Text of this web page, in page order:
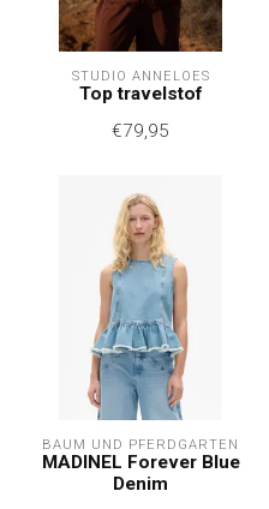
STUDIO ANNELOES
Top travelstof
€79,95
BAUM UND PFERDGARTEN
MADINEL Forever Blue
Denim